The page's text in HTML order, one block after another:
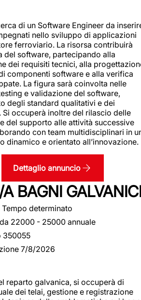
di un Software Engineer da
nello sviluppo di applicazioni
ferroviario. La risorsa contribuirà
del software, partecipando alla
dei requisiti tecnici, alla
componenti software e alla verifica
La figura sarà coinvolta nelle
e validazione del software,
degli standard qualitativi e dei
occuperà inoltre del rilascio delle
del supporto alle attività successive
con team multidisciplinari in
dinamico e orientato all’innovazione.
Dettaglio annuncio
BAGNI
Tempo determinato
22000 - 25000 annuale
350055
7/8/2026
reparto galvanica, si occuperà di
dei telai, gestione e registrazione